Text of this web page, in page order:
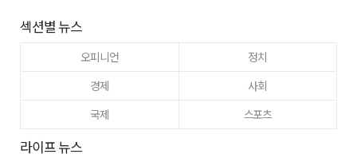
섹션별 뉴스
오피니언
정치
경제
사회
국제
스포츠
라이프 뉴스